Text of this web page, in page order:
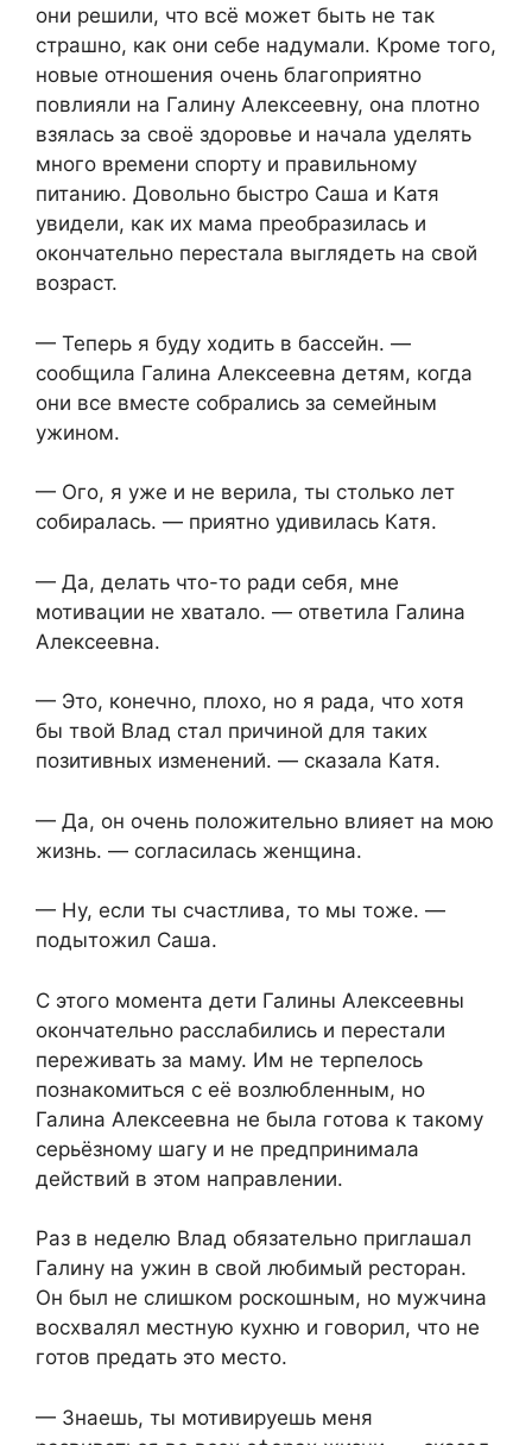
они решили, что всё может быть не так
страшно, как они себе надумали. Кроме того,
новые отношения очень благоприятно
повлияли на Галину Алексеевну, она плотно
взялась за своё здоровье и начала уделять
много времени спорту и правильному
питанию. Довольно быстро Саша и Катя
увидели, как их мама преобразилась и
окончательно перестала выглядеть на свой
возраст.
— Теперь я буду ходить в бассейн. —
сообщила Галина Алексеевна детям, когда
они все вместе собрались за семейным
ужином.
— Ого, я уже и не верила, ты столько лет
собиралась. — приятно удивилась Катя.
— Да, делать что-то ради себя, мне
мотивации не хватало. — ответила Галина
Алексеевна.
— Это, конечно, плохо, но я рада, что хотя
бы твой Влад стал причиной для таких
позитивных изменений. — сказала Катя.
— Да, он очень положительно влияет на мою
жизнь. — согласилась женщина.
— Ну, если ты счастлива, то мы тоже. —
подытожил Саша.
С этого момента дети Галины Алексеевны
окончательно расслабились и перестали
переживать за маму. Им не терпелось
познакомиться с её возлюбленным, но
Галина Алексеевна не была готова к такому
серьёзному шагу и не предпринимала
действий в этом направлении.
Раз в неделю Влад обязательно приглашал
Галину на ужин в свой любимый ресторан.
Он был не слишком роскошным, но мужчина
восхвалял местную кухню и говорил, что не
готов предать это место.
— Знаешь, ты мотивируешь меня